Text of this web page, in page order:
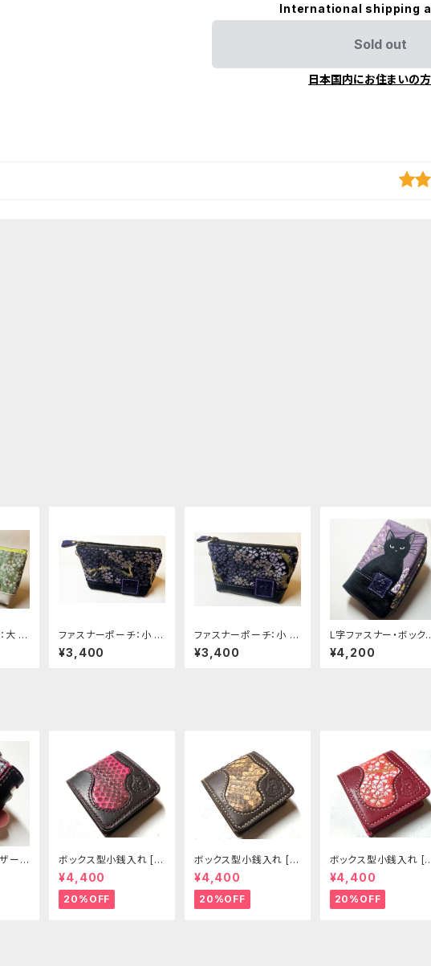
International shipping
Sold out
日本国内にお住まいの
大 [3
ファスナーポーチ：小 [3
29-pt]
¥3,400
ファスナーポーチ：小 [3
28-pt]
¥3,400
L字ファスナー・ボック
ポーチ [370-pt]
¥4,200
ース
ボックス型小銭入れ [2
99-CP]
¥4,400
20%OFF
ボックス型小銭入れ [3
00-CP]
¥4,400
20%OFF
ボックス型小銭入れ
01-CP]
¥4,400
20%OFF